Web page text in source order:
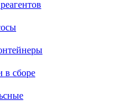
в сборе